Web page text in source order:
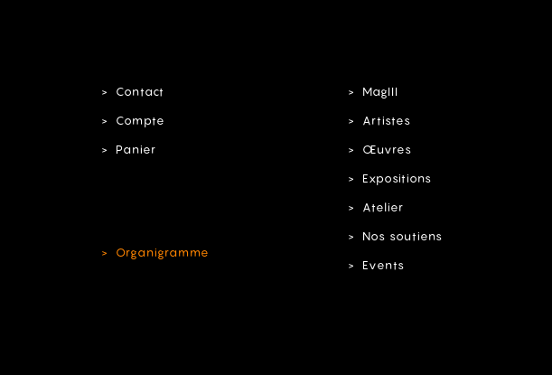
Contact
Compte
Panier
Organigramme
MagIII
Artistes
Œuvres
Expositions
Atelier
Nos soutiens
Events